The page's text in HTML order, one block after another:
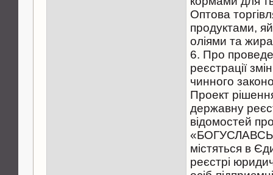
Оптова
продуктами,
оліями та
6. Про
реєстрації
чинного
Проект
державну
відомостей
містяться в
реєстрі